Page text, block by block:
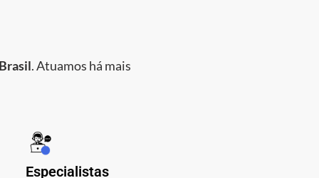
. Atuamos há mais
Especialistas